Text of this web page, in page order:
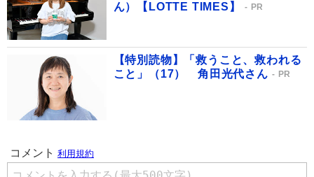
ん）【LOTTE TIMES】
PR
【特別読物】「救うこと、救われる
こと」（17） 角田光代さん
PR